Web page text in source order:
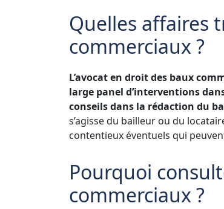
Quelles affaires
commerciaux ?
L’avocat en droit des baux
large panel d’interventions
conseils dans la rédaction du
s’agisse du bailleur ou du
contentieux éventuels qui
Pourquoi
commerciaux ?